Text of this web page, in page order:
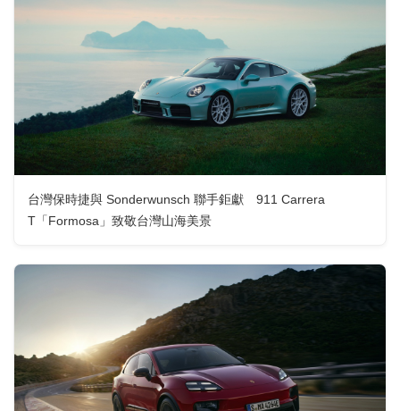
台灣保時捷與 Sonderwunsch 聯手鉅獻 911 Carrera
T「Formosa」致敬台灣山海美景